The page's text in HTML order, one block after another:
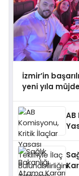
İzmir’in
yeni yıla